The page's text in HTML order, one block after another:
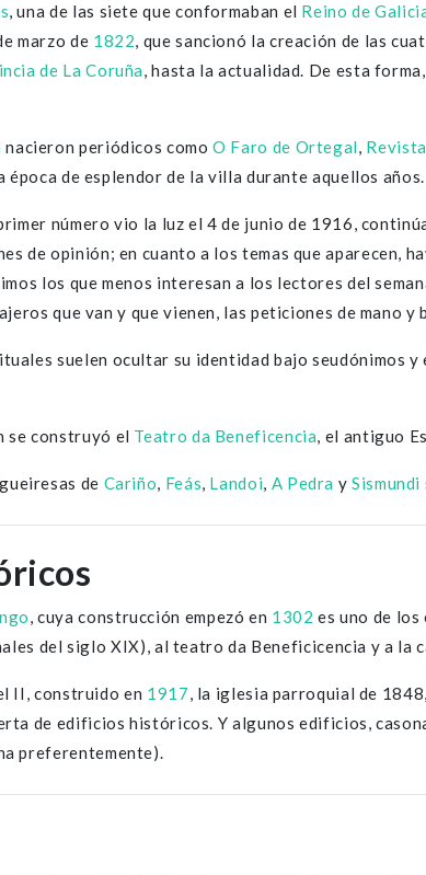
, una de las siete que conformaban el Reino de
marzo de 1822, que sancionó la creación de las
de La Coruña, hasta la actualidad. De esta
nacieron periódicos comoO Faro de Ortegal,
época de esplendor de la villa durante aquellos años.
número vio la luz el 4 de junio de 1916,
de opinión; en cuanto a los temas que aparecen,
los que menos interesan a los lectores del
que van y que vienen, las peticiones de mano y
suelen ocultar su identidad bajo seudónimos
se construyó el Teatro da Beneficencia, el antiguo
de Cariño, Feás, Landoi, A Pedra y Sismundi
, cuya construcción empezó en 1302 es uno de
del siglo XIX), al teatro da Beneficicencia y a la
II, construido en 1917, la iglesia parroquial de
de edificios históricos. Y algunos edificios,
preferentemente).